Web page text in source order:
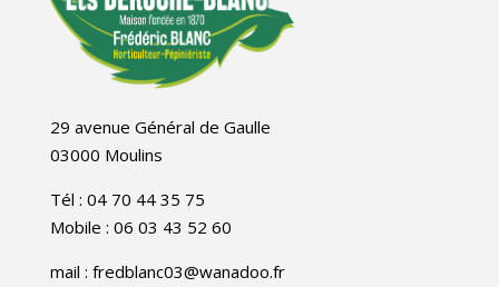
29 avenue Général de Gaulle
03000 Moulins
Tél : 04 70 44 35 75
Mobile : 06 03 43 52 60
mail : fredblanc03@wanadoo.fr